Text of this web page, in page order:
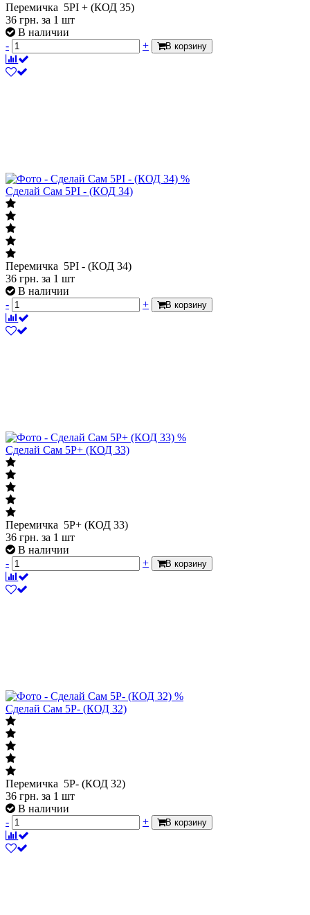
Перемичка 5PI + (КОД 35)
36 грн. за 1 шт
В наличии
-
+ В корзину
%
Сделай Сам 5PI - (КОД 34)
Перемичка 5PI - (КОД 34)
36 грн. за 1 шт
В наличии
-
+ В корзину
%
Сделай Сам 5P+ (КОД 33)
Перемичка 5P+ (КОД 33)
36 грн. за 1 шт
В наличии
-
+ В корзину
%
Сделай Сам 5P- (КОД 32)
Перемичка 5P- (КОД 32)
36 грн. за 1 шт
В наличии
-
+ В корзину